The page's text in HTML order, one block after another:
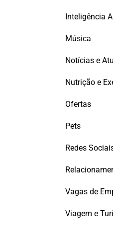
Inteligência
Música
Notícias e
Nutrição e
Ofertas
Pets
Redes
Vagas de
Viagem e